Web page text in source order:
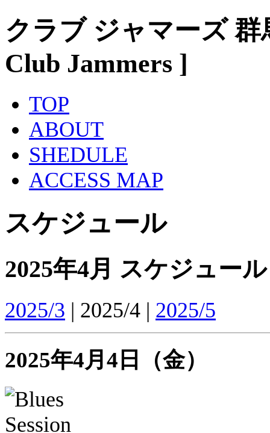
クラブ ジャマーズ
Club Jammers ]
TOP
ABOUT
SHEDULE
ACCESS MAP
スケジュール
2025年4月 スケジュール
2025/3 | 2025/4 | 2025/5
2025年4月4日（金）